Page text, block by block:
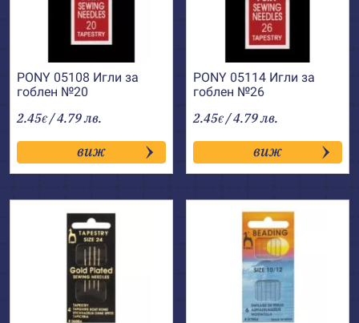
PONY 05108 Игли за
гоблен №20
2.45€ / 4.79 лв.
виж
PONY 05114 Игли за
гоблен №26
2.45€ / 4.79 лв.
виж